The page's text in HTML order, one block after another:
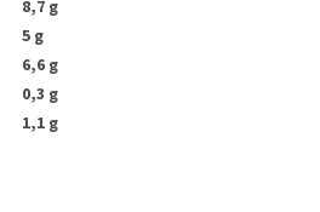
8,7 g
5 g
6,6 g
0,3 g
1,1 g